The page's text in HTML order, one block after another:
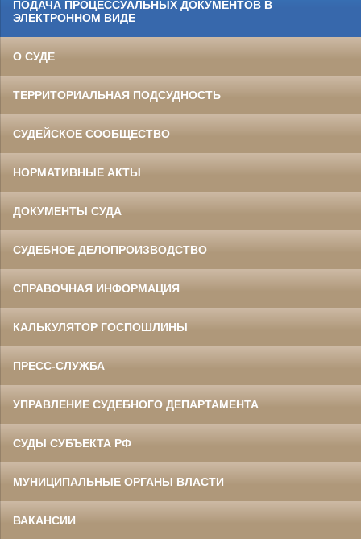
ПОДАЧА ПРОЦЕССУАЛЬНЫХ ДОКУМЕНТОВ В
ЭЛЕКТРОННОМ ВИДЕ
О СУДЕ
ТЕРРИТОРИАЛЬНАЯ ПОДСУДНОСТЬ
СУДЕЙСКОЕ СООБЩЕСТВО
НОРМАТИВНЫЕ АКТЫ
ДОКУМЕНТЫ СУДА
СУДЕБНОЕ ДЕЛОПРОИЗВОДСТВО
СПРАВОЧНАЯ ИНФОРМАЦИЯ
КАЛЬКУЛЯТОР ГОСПОШЛИНЫ
ПРЕСС-СЛУЖБА
УПРАВЛЕНИЕ СУДЕБНОГО ДЕПАРТАМЕНТА
СУДЫ СУБЪЕКТА РФ
МУНИЦИПАЛЬНЫЕ ОРГАНЫ ВЛАСТИ
ВАКАНСИИ